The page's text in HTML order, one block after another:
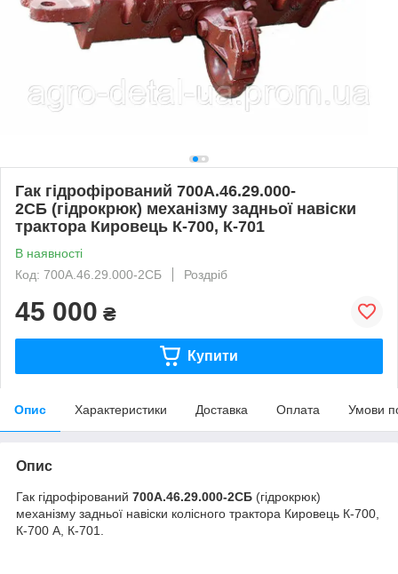
Гак гідрофірований 700А.46.29.000-
2СБ (гідрокрюк) механізму задньої навіски
трактора Кировець К-700, К-701
В наявності
Код: 700А.46.29.000-2СБ
Роздріб
45 000 ₴
Купити
Опис Характеристики Доставка Оплата Умови
Опис
Гак гідрофірований 700А.46.29.000-2СБ (гідрокрюк)
механізму задньої навіски колісного трактора Кировець К-700,
К-700 А, К-701.